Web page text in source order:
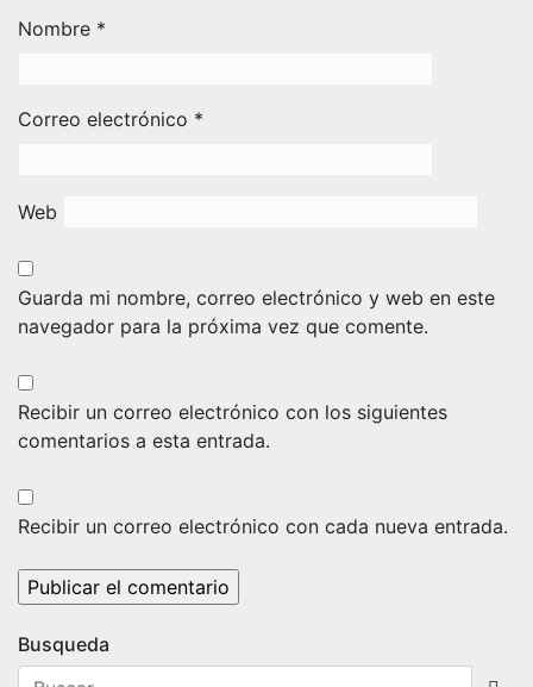
Nombre *
Correo electrónico *
Web
Guarda mi nombre, correo electrónico y web en este
navegador para la próxima vez que comente.
Recibir un correo electrónico con los siguientes
comentarios a esta entrada.
Recibir un correo electrónico con cada nueva entrada.
Busqueda